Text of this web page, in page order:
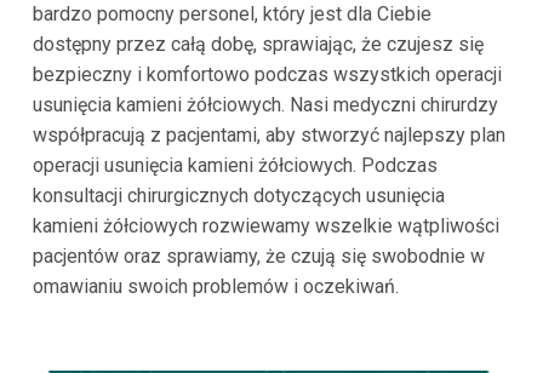
bardzo pomocny personel, który jest dla Ciebie
dostępny przez całą dobę, sprawiając, że czujesz się
bezpieczny i komfortowo podczas wszystkich operacji
usunięcia kamieni żółciowych. Nasi medyczni chirurdzy
współpracują z pacjentami, aby stworzyć najlepszy plan
operacji usunięcia kamieni żółciowych. Podczas
konsultacji chirurgicznych dotyczących usunięcia
kamieni żółciowych rozwiewamy wszelkie wątpliwości
pacjentów oraz sprawiamy, że czują się swobodnie w
omawianiu swoich problemów i oczekiwań.